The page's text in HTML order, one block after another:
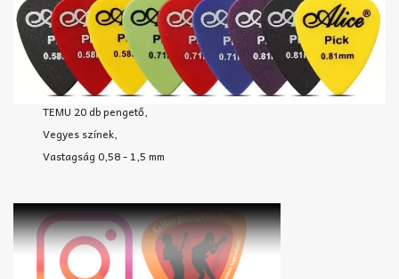
TEMU 20 db pengető,
Vegyes színek,
Vastagság 0,58 - 1,5 mm